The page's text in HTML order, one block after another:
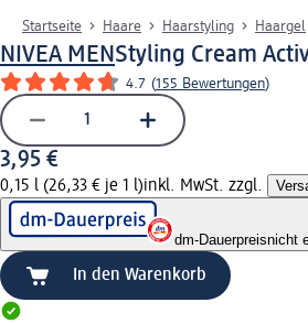
Startseite Haare Haarstyling Haargel
NIVEA MENStyling Cream
4.7 (155 Bewertungen)
3,95 €
0,15 l (26,33 € je 1 l)inkl. MwSt. zzgl.
dm-Dauerpreisnicht
In den Warenkorb